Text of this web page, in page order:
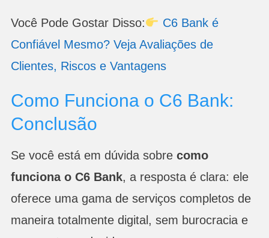
Você Pode Gostar Disso:
C6 Bank é
Confiável Mesmo? Veja Avaliações de
Clientes, Riscos e Vantagens
Como Funciona o C6 Bank:
Conclusão
Se você está em dúvida sobre como
funciona o C6 Bank, a resposta é clara: ele
oferece uma gama de serviços completos de
maneira totalmente digital, sem burocracia e